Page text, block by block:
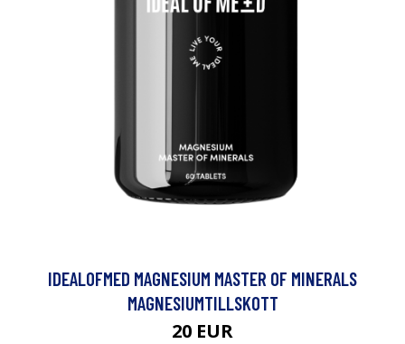
IDEALOFMED MAGNESIUM MASTER OF MINERALS
MAGNESIUMTILLSKOTT
20 EUR